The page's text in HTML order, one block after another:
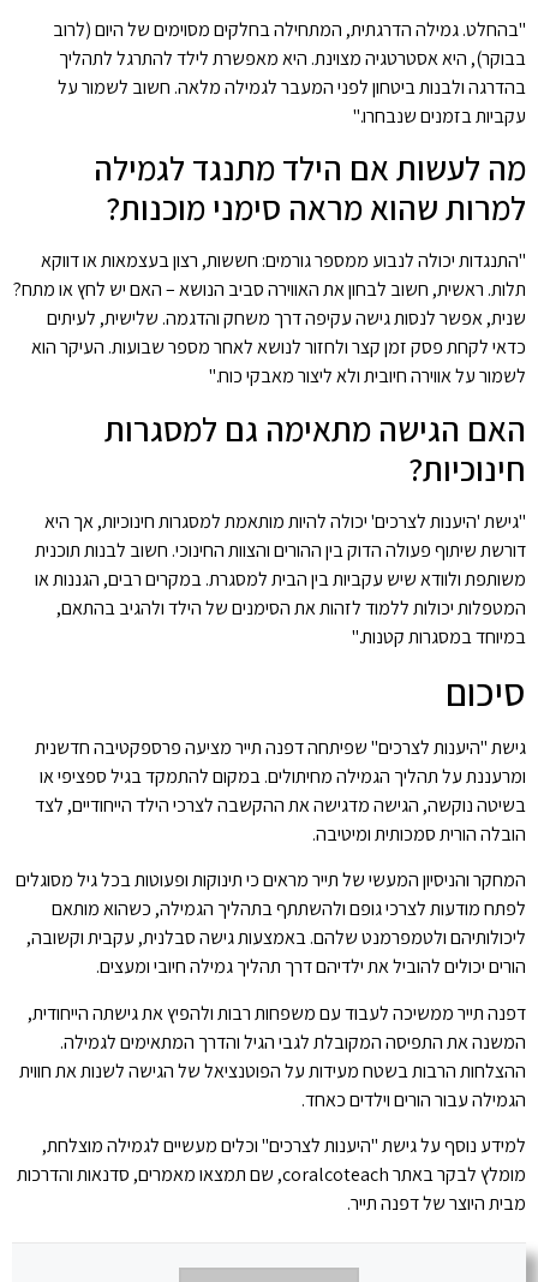
"בהחלט. גמילה הדרגתית, המתחילה בחלקים מסוימים של היום (לרוב
בבוקר), היא אסטרטגיה מצוינת. היא מאפשרת לילד להתרגל לתהליך
בהדרגה ולבנות ביטחון לפני המעבר לגמילה מלאה. חשוב לשמור על
עקביות בזמנים שנבחרו."
מה לעשות אם הילד מתנגד לגמילה
למרות שהוא מראה סימני מוכנות?
"התנגדות יכולה לנבוע ממספר גורמים: חששות, רצון בעצמאות או דווקא
תלות. ראשית, חשוב לבחון את האווירה סביב הנושא – האם יש לחץ או מתח?
שנית, אפשר לנסות גישה עקיפה דרך משחק והדגמה. שלישית, לעיתים
כדאי לקחת פסק זמן קצר ולחזור לנושא לאחר מספר שבועות. העיקר הוא
לשמור על אווירה חיובית ולא ליצור מאבקי כוח."
האם הגישה מתאימה גם למסגרות
חינוכיות?
"גישת 'היענות לצרכים' יכולה להיות מותאמת למסגרות חינוכיות, אך היא
דורשת שיתוף פעולה הדוק בין ההורים והצוות החינוכי. חשוב לבנות תוכנית
משותפת ולוודא שיש עקביות בין הבית למסגרת. במקרים רבים, הגננות או
המטפלות יכולות ללמוד לזהות את הסימנים של הילד ולהגיב בהתאם,
במיוחד במסגרות קטנות."
סיכום
גישת "היענות לצרכים" שפיתחה דפנה תייר מציעה פרספקטיבה חדשנית
ומרעננת על תהליך הגמילה מחיתולים. במקום להתמקד בגיל ספציפי או
בשיטה נוקשה, הגישה מדגישה את ההקשבה לצרכי הילד הייחודיים, לצד
הובלה הורית סמכותית ומיטיבה.
המחקר והניסיון המעשי של תייר מראים כי תינוקות ופעוטות בכל גיל מסוגלים
לפתח מודעות לצרכי גופם ולהשתתף בתהליך הגמילה, כשהוא מותאם
ליכולותיהם ולטמפרמנט שלהם. באמצעות גישה סבלנית, עקבית וקשובה,
הורים יכולים להוביל את ילדיהם דרך תהליך גמילה חיובי ומעצים.
דפנה תייר ממשיכה לעבוד עם משפחות רבות ולהפיץ את גישתה הייחודית,
המשנה את התפיסה המקובלת לגבי הגיל והדרך המתאימים לגמילה.
ההצלחות הרבות בשטח מעידות על הפוטנציאל של הגישה לשנות את חווית
הגמילה עבור הורים וילדים כאחד.
למידע נוסף על גישת "היענות לצרכים" וכלים מעשיים לגמילה מוצלחת,
מומלץ לבקר באתרcoralcoteach, שם תמצאו מאמרים, סדנאות והדרכות
מבית היוצר של דפנה תייר.